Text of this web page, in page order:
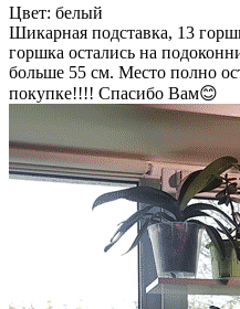
Цвет: белый
Шикарная подставка, 13
горшка остались на
больше 55 см. Место полно
покупке!!!! Спасибо Вам😊